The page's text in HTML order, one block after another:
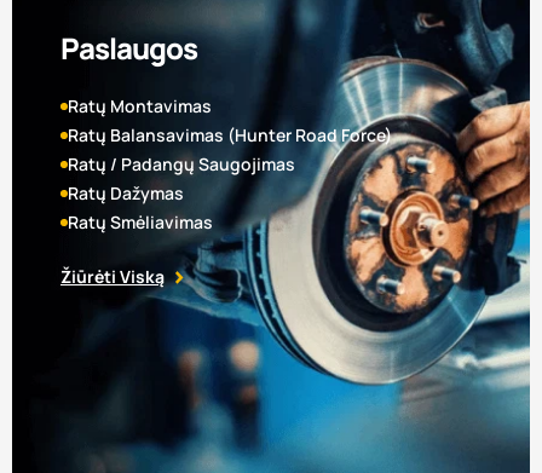
Paslaugos
Ratų Montavimas
Ratų Balansavimas (Hunter Road Force)
Ratų / Padangų Saugojimas
Ratų Dažymas
Ratų Smėliavimas
Žiūrėti Viską